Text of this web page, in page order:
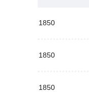
1850
1850
1850